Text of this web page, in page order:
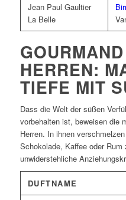
Jean Paul Gaultier
La Belle
HERREN:
TIEFE MIT
Dass die Welt der süßen
vorbehalten ist, beweisen die
Herren. In ihnen
Schokolade, Kaffee oder
unwiderstehliche
DUFTNAME